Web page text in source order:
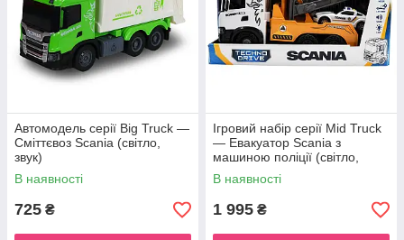
Автомодель серії Big Truck —
Сміттєвоз Scania (світло,
звук)
В наявності
725 ₴
Ігровий набір серії Mid Truck
— Евакуатор Scania з
машиною поліції (світло,
звук)
В наявності
1 995 ₴